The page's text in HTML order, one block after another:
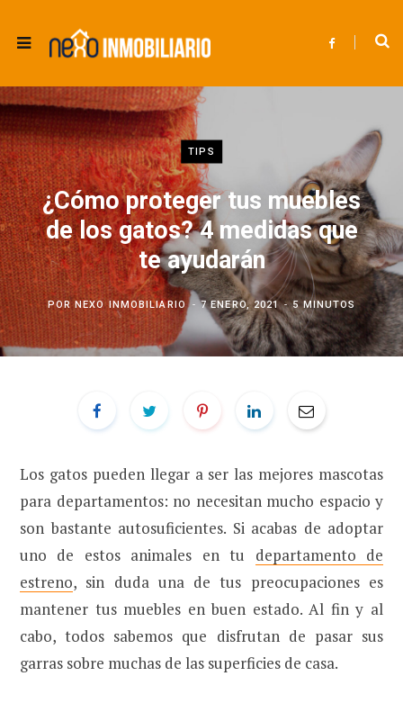
F
b
TIPS
¿Cómo proteger tus muebles
de los gatos? 4 medidas que
te ayudarán
PORNEXO INMOBILIARIO 7 ENERO, 2021 5 MINUTOS
Los gatos pueden llegar a ser las mejores mascotas
para departamentos: no necesitan mucho espacio y
son bastante autosuficientes. Si acabas de adoptar
uno de estos animales en tu departamento de
estreno, sin duda una de tus preocupaciones es
mantener tus muebles en buen estado. Al fin y al
cabo, todos sabemos que disfrutan de pasar sus
garras sobre muchas de las superficies de casa.